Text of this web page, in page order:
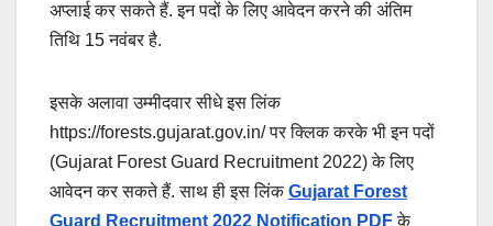
अप्लाई कर सकते हैं. इन पदों के लिए आवेदन करने की अंतिम
तिथि 15 नवंबर है.
इसके अलावा उम्मीदवार सीधे इस लिंक
https://forests.gujarat.gov.in/ पर क्लिक करके भी इन पदों
(Gujarat Forest Guard Recruitment 2022) के लिए
आवेदन कर सकते हैं. साथ ही इस लिंकGujarat Forest
Guard Recruitment 2022 Notification PDFके